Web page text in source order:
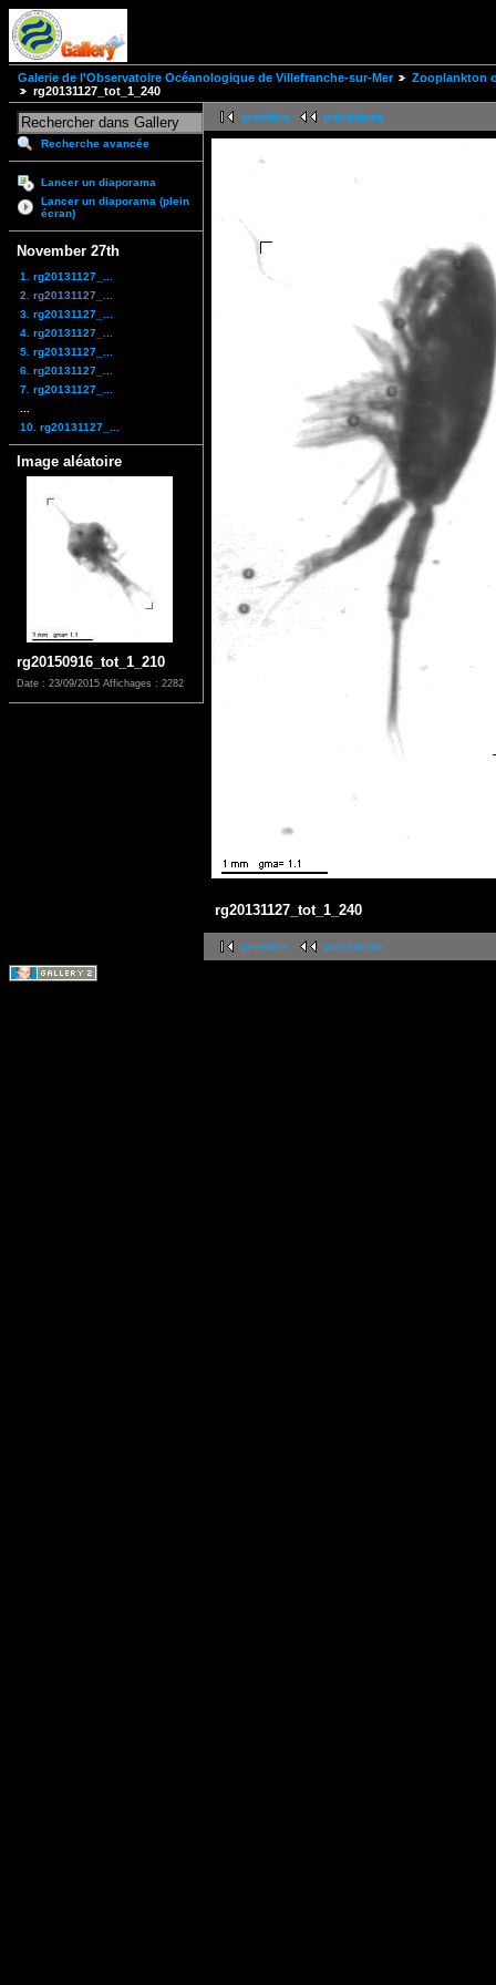
Galerie de l'Observatoire Océanologique de Villefranche-sur-Mer
Zooplankton
rg20131127_tot_1_240
Recherche avancée
Lancer un diaporama
Lancer un diaporama (plein
écran)
November 27th
1. rg20131127_...
2. rg20131127_...
3. rg20131127_...
4. rg20131127_...
5. rg20131127_...
6. rg20131127_...
7. rg20131127_...
10. rg20131127_...
Image aléatoire
rg20150916_tot_1_210
Date : 23/09/2015 Affichages : 2282
première précédente
rg20131127_tot_1_240
première précédente